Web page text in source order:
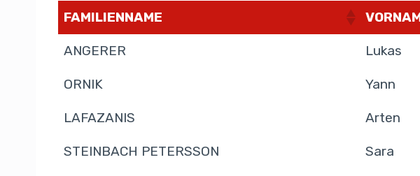
FAMILIENNAME
ANGERER Lukas
ORNIK Yann
LAFAZANIS Arten
STEINBACH PETERSSON Sara